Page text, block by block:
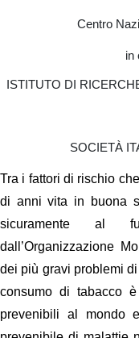
Centro
in
ISTITUTO DI
SOCIETÀ
Tra i fattori di rischio
di anni vita in buona
sicuramente al
dall’Organizzazione
dei più gravi problemi
consumo di tabacco
prevenibili al mondo